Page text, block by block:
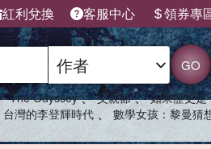
紅利兌換 客服中心 領券專
GO
The Odyssey 、 父親節 、 如果歷史是
台灣的李登輝時代 、 數學女孩：黎曼猜